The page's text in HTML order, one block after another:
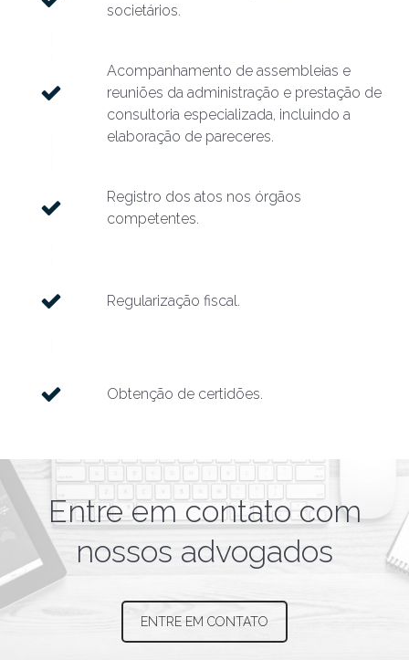
societários.
Acompanhamento de assembleias e
reuniões da administração e prestação de
consultoria especializada, incluindo a
elaboração de pareceres.
Registro dos atos nos órgãos
competentes.
Regularização fiscal.
Obtenção de certidões.
Entre em contato com
nossos advogados
ENTRE EM CONTATO